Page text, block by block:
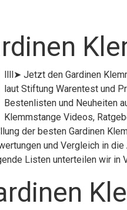
llll➤ Jetzt den Gardinen
laut Stiftung Warentest und
Bestenlisten und Neuheiten
Klemmstange Videos,
der besten Gardinen
und Vergleich in
Listen unterteilen wir in